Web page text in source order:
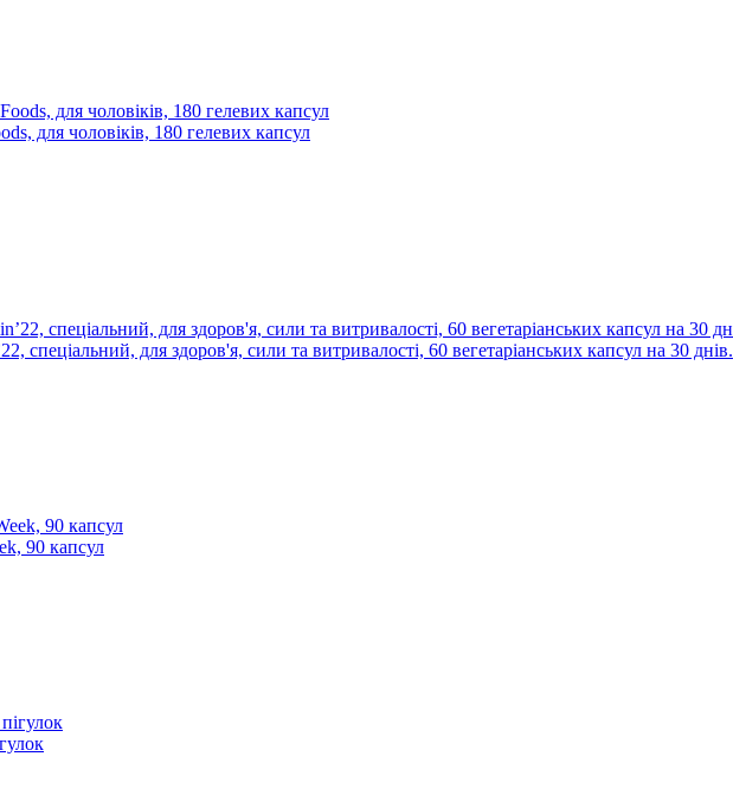
для чоловіків, 180 гелевих капсул
спеціальний, для здоров'я, сили та витривалості, 60 вегетаріанських капсул на 30 днів.
90 капсул